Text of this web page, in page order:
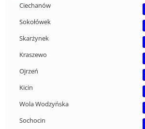
Ciechanów
Sokołówek
Skarżynek
Kraszewo
Ojrzeń
Kicin
Wola Wodzyńska
Sochocin